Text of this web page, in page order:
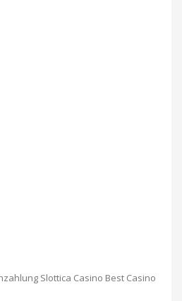
Slottica Casino Best Casino